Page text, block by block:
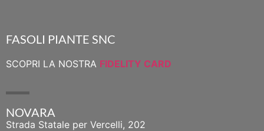
FASOLI PIANTE SNC
SCOPRI LA NOSTRA FIDELITY CARD
NOVARA
Strada Statale per Vercelli, 202